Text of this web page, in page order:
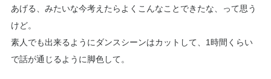
あげる、みたいな今考えたらよくこんなことできたな、って思う
けど。
素人でも出来るようにダンスシーンはカットして、1時間くらい
で話が通じるように脚色して。